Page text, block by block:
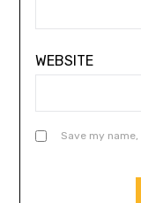
WEBSITE
Save my